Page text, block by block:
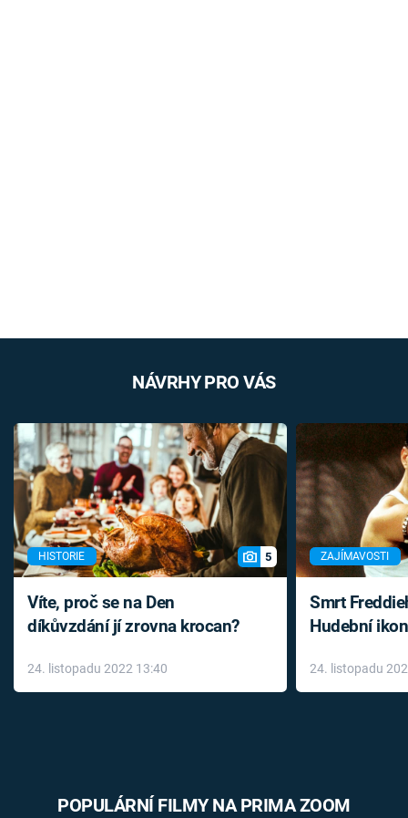
NÁVRHY PRO VÁS
HISTORIE 5
Víte, proč se na Den
díkůvzdání jí zrovna krocan?
24. listopadu 2022 13:40
ZAJÍMAVOSTI
Smrt
Hudební
léky
24. listopadu
POPULÁRNÍ FILMY NA PRIMA ZOOM